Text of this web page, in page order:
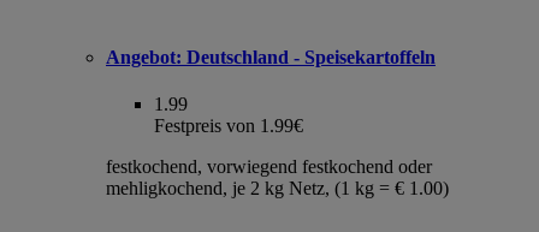
Angebot: Deutschland - Speisekartoffeln
1.99
Festpreis von 1.99€
festkochend, vorwiegend festkochend oder
mehligkochend, je 2 kg Netz, (1 kg = € 1.00)